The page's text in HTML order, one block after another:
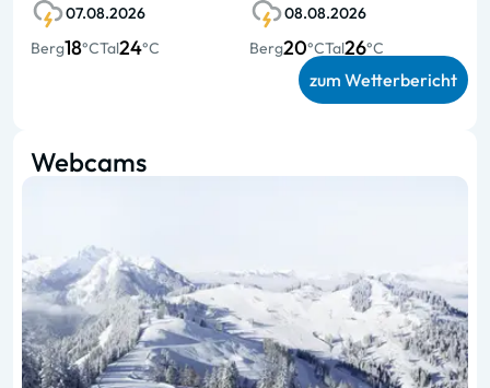
07.08.2026
Berg18°CTal24°C
08.08.2026
Berg20°CTal26°C
zum Wetterbericht
Webcams